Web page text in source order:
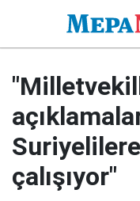
çalışıyor"